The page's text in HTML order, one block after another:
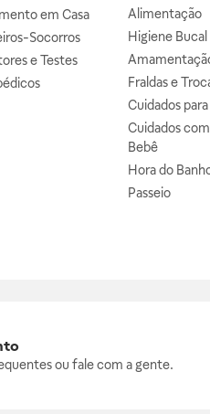
em Casa
Socorros
e Testes
Alimentação
Higiene Bucal
Fraldas e
Cuidados
Cuidados
Bebê
Hora do
Passeio
ou fale com a gente.